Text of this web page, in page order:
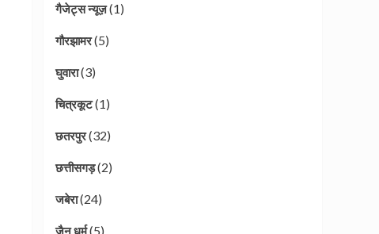
गैजेट्स न्यूज़(1)
गौरझामर(5)
घुवारा(3)
चित्रकूट(1)
छतरपुर(32)
छत्तीसगड़(2)
जबेरा(24)
(5)